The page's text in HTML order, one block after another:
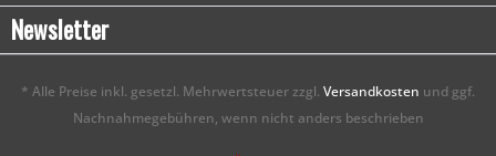
Newsletter
* Alle Preise inkl. gesetzl. Mehrwertsteuer zzgl. Versandkosten und ggf.
Nachnahmegebühren, wenn nicht anders beschrieben